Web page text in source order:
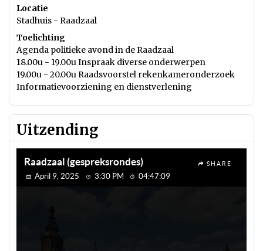
Locatie
Stadhuis - Raadzaal
Toelichting
Agenda politieke avond in de Raadzaal
18.00u - 19.00u Inspraak diverse onderwerpen
19.00u - 20.00u Raadsvoorstel rekenkameronderzoek
Informatievoorziening en dienstverlening
Uitzending